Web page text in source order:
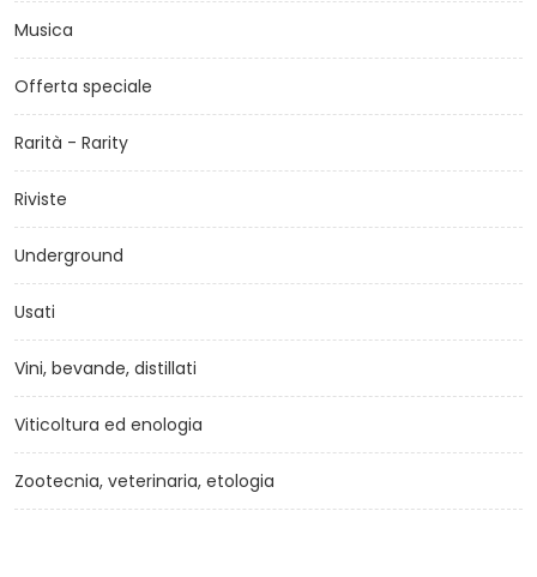
Musica
Offerta speciale
Rarità - Rarity
Riviste
Underground
Usati
Vini, bevande, distillati
Viticoltura ed enologia
Zootecnia, veterinaria, etologia